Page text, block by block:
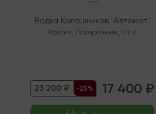
Водка Калашников "Автомат"
Россия, Прозрачный, 0.7 л
23 200 ₽ -25% 17 400 ₽